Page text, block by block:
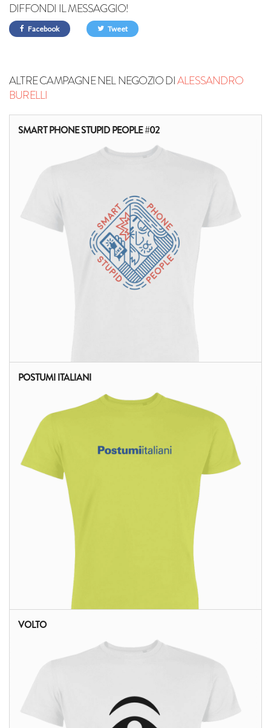
DIFFONDI IL MESSAGGIO!
Facebook Tweet
ALTRE CAMPAGNE NEL NEGOZIO DIALESSANDRO
BURELLI
SMART PHONE STUPID PEOPLE #02
ALTRI PRODOTTI:
POSTUMI ITALIANI
VOLTO